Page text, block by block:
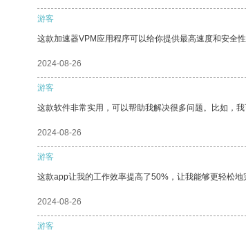
游客
这款加速器VPM应用程序可以给你提供最高速度和安全
2024-08-26
游客
这款软件非常实用，可以帮助我解决很多问题。比如，
2024-08-26
游客
这款app让我的工作效率提高了50%，让我能够更轻松
2024-08-26
游客